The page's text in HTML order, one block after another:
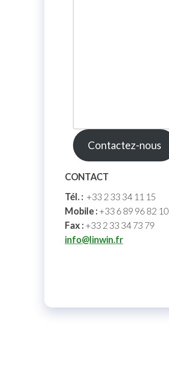
Contactez-nous
CONTACT
Tél. : +33 2 33 34 11 15
Mobile :+33 6 89 96 82 10
Fax :+33 2 33 34 73 79
info@linwin.fr